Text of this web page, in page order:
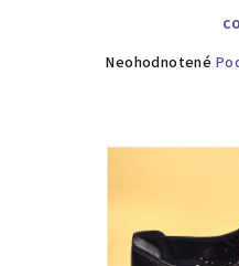
Priemerné
0,0
Neohodnotené